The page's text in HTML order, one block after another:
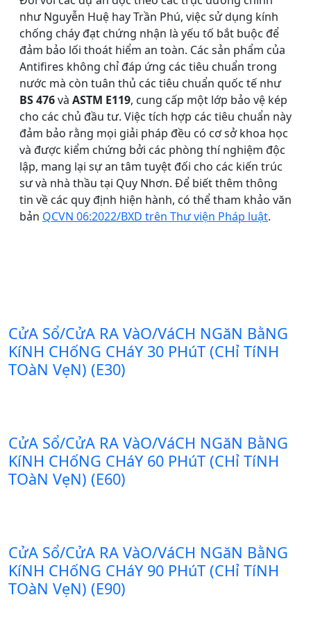
như Nguyễn Huệ hay Trần Phú, việc sử dụng kính
chống cháy đạt chứng nhận là yếu tố bắt buộc để
đảm bảo lối thoát hiểm an toàn. Các sản phẩm của
Antifires không chỉ đáp ứng các tiêu chuẩn trong
nước mà còn tuân thủ các tiêu chuẩn quốc tế như
BS 476và ASTM E119, cung cấp một lớp bảo vệ kép
cho các chủ đầu tư. Việc tích hợp các tiêu chuẩn này
đảm bảo rằng mọi giải pháp đều có cơ sở khoa học
và được kiểm chứng bởi các phòng thí nghiệm độc
lập, mang lại sự an tâm tuyệt đối cho các kiến trúc
sư và nhà thầu tại Quy Nhơn. Để biết thêm thông
tin về các quy định hiện hành, có thể tham khảo văn
bản QCVN 06:2022/BXD trên Thư viện Pháp luật.
CửA Sổ/CửA RA VàO/VáCH NGăN BằNG
KíNH CHốNG CHáY 30 PHúT (CHỉ TíNH
TOàN VẹN) (E30)
CửA Sổ/CửA RA VàO/VáCH NGăN BằNG
KíNH CHốNG CHáY 60 PHúT (CHỉ TíNH
TOàN VẹN) (E60)
CửA Sổ/CửA RA VàO/VáCH NGăN BằNG
KíNH CHốNG CHáY 90 PHúT (CHỉ TíNH
TOàN VẹN) (E90)